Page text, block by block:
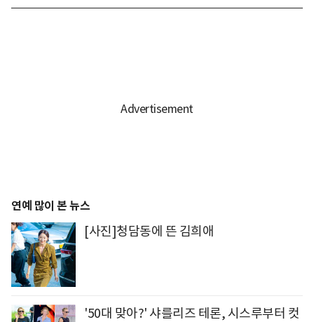
연예 많이 본 뉴스
[사진]청담동에 뜬 김희애
'50대 맞아?' 샤를리즈 테론, 시스루부터 컷